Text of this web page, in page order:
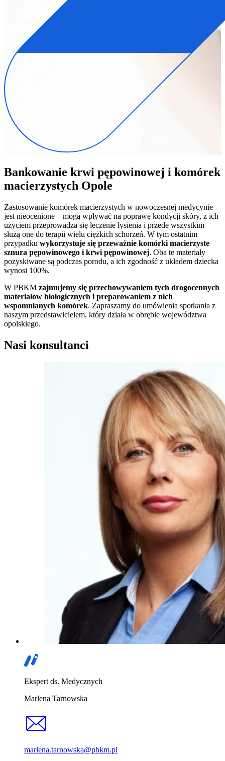
Bankowanie krwi pępowinowej i komórek
macierzystych Opole
Zastosowanie komórek macierzystych w nowoczesnej medycynie
jest nieocenione – mogą wpływać na poprawę kondycji skóry, z ich
użyciem przeprowadza się leczenie łysienia i przede wszystkim
służą one do terapii wielu ciężkich schorzeń. W tym ostatnim
przypadku wykorzystuje się przeważnie komórki macierzyste
sznura pępowinowego i krwi pępowinowej. Oba te materiały
pozyskiwane są podczas porodu, a ich zgodność z układem dziecka
wynosi 100%.
W PBKM zajmujemy się przechowywaniem tych drogocennych
materiałów biologicznych i preparowaniem z nich
wspomnianych komórek. Zapraszamy do umówienia spotkania z
naszym przedstawicielem, który działa w obrębie województwa
opolskiego.
Nasi konsultanci
Ekspert ds. Medycznych
Marlena Tarnowska
marlena.tarnowska@pbkm.pl